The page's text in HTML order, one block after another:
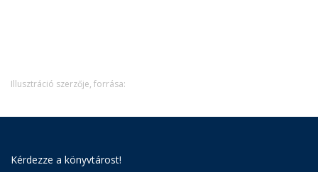
Illusztráció szerzője, forrása:
Kérdezze a könyvtárost!